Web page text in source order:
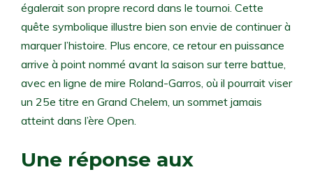
égalerait son propre record dans le tournoi. Cette
quête symbolique illustre bien son envie de continuer à
marquer l’histoire. Plus encore, ce retour en puissance
arrive à point nommé avant la saison sur terre battue,
avec en ligne de mire Roland-Garros, où il pourrait viser
un 25e titre en Grand Chelem, un sommet jamais
atteint dans l’ère Open.
Une réponse aux